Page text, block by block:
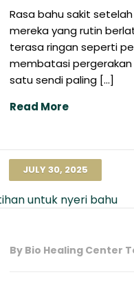
Rasa bahu sakit
mereka yang rutin
terasa ringan seperti
membatasi pergerakan
satu sendi paling […]
Read More
JULY 30, 2025
By Bio Healing Center